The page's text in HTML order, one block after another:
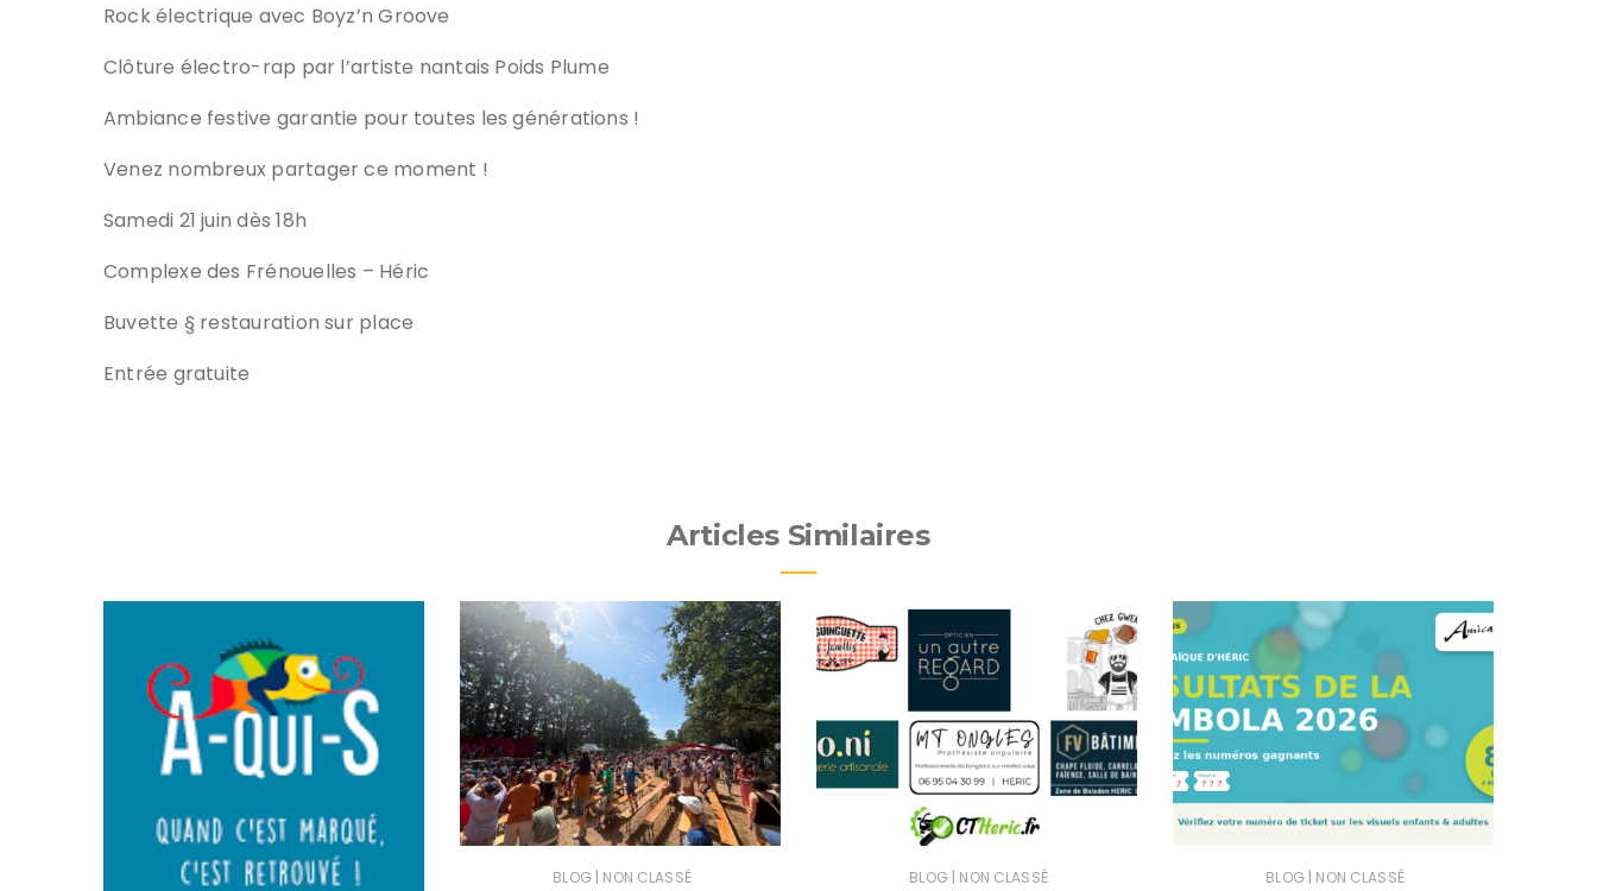
Rock électrique avec Boyz’n Groove
Clôture électro-rap par l’artiste nantais Poids Plume
Ambiance festive garantie pour toutes les générations !
Venez nombreux partager ce moment !
Samedi 21 juin dès 18h
Complexe des Frénouelles – Héric
Buvette § restauration sur place
Entrée gratuite
Articles Similaires
BLOG | NON CLASSÉ BLOG | NON CLASSÉ BLOG | NON CLASSÉ